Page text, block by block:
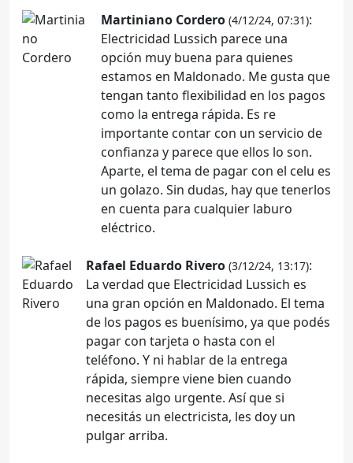
Martiniano Cordero (4/12/24, 07:31):
Electricidad Lussich parece una
opción muy buena para quienes
estamos en Maldonado. Me gusta que
tengan tanto flexibilidad en los pagos
como la entrega rápida. Es re
importante contar con un servicio de
confianza y parece que ellos lo son.
Aparte, el tema de pagar con el celu es
un golazo. Sin dudas, hay que tenerlos
en cuenta para cualquier laburo
eléctrico.
Rafael Eduardo Rivero (3/12/24, 13:17):
La verdad que Electricidad Lussich es
una gran opción en Maldonado. El tema
de los pagos es buenísimo, ya que podés
pagar con tarjeta o hasta con el
teléfono. Y ni hablar de la entrega
rápida, siempre viene bien cuando
necesitas algo urgente. Así que si
necesitás un electricista, les doy un
pulgar arriba.